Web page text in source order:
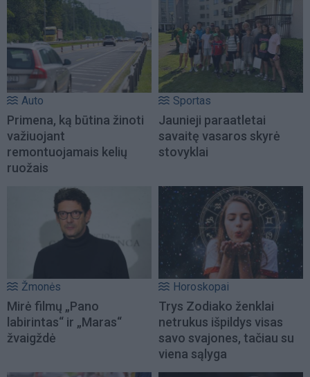
Auto
Primena, ką būtina žinoti
važiuojant
remontuojamais kelių
ruožais
Sportas
Jaunieji paraatletai
savaitę vasaros skyrė
stovyklai
Žmonės
Mirė filmų „Pano
labirintas“ ir „Maras“
žvaigždė
Horoskopai
Trys Zodiako ženklai
netrukus išpildys visas
savo svajones, tačiau su
viena sąlyga